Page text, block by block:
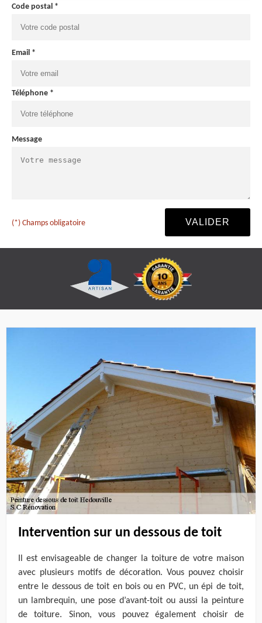
Code postal *
Email *
Téléphone *
Message
(*) Champs obligatoire
Intervention sur un dessous de toit
Il est envisageable de changer la toiture de votre maison
avec plusieurs motifs de décoration. Vous pouvez choisir
entre le dessous de toit en bois ou en PVC, un épi de toit,
un lambrequin, une pose d’avant-toit ou aussi la peinture
de toiture. Sinon, vous pouvez également choisir de